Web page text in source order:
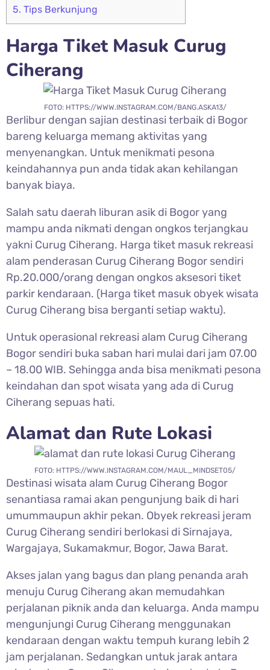
5. Tips Berkunjung
Harga Tiket Masuk Curug
Ciherang
FOTO: HTTPS://WWW.INSTAGRAM.COM/BANG.ASKA13/
Berlibur dengan sajian destinasi terbaik di Bogor
bareng keluarga memang aktivitas yang
menyenangkan. Untuk menikmati pesona
keindahannya pun anda tidak akan kehilangan
banyak biaya.
Salah satu daerah liburan asik di Bogor yang
mampu anda nikmati dengan ongkos terjangkau
yakni Curug Ciherang. Harga tiket masuk rekreasi
alam penderasan Curug Ciherang Bogor sendiri
Rp.20.000/orang dengan ongkos aksesori tiket
parkir kendaraan. (Harga tiket masuk obyek wisata
Curug Ciherang bisa berganti setiap waktu).
Untuk operasional rekreasi alam Curug Ciherang
Bogor sendiri buka saban hari mulai dari jam 07.00
– 18.00 WIB. Sehingga anda bisa menikmati pesona
keindahan dan spot wisata yang ada di Curug
Ciherang sepuas hati.
Alamat dan Rute Lokasi
FOTO: HTTPS://WWW.INSTAGRAM.COM/MAUL_MINDSET05/
Destinasi wisata alam Curug Ciherang Bogor
senantiasa ramai akan pengunjung baik di hari
umummaupun akhir pekan. Obyek rekreasi jeram
Curug Ciherang sendiri berlokasi di Sirnajaya,
Wargajaya, Sukamakmur, Bogor, Jawa Barat.
Akses jalan yang bagus dan plang penanda arah
menuju Curug Ciherang akan memudahkan
perjalanan piknik anda dan keluarga. Anda mampu
mengunjungi Curug Ciherang menggunakan
kendaraan dengan waktu tempuh kurang lebih 2
jam perjalanan. Sedangkan untuk jarak antara